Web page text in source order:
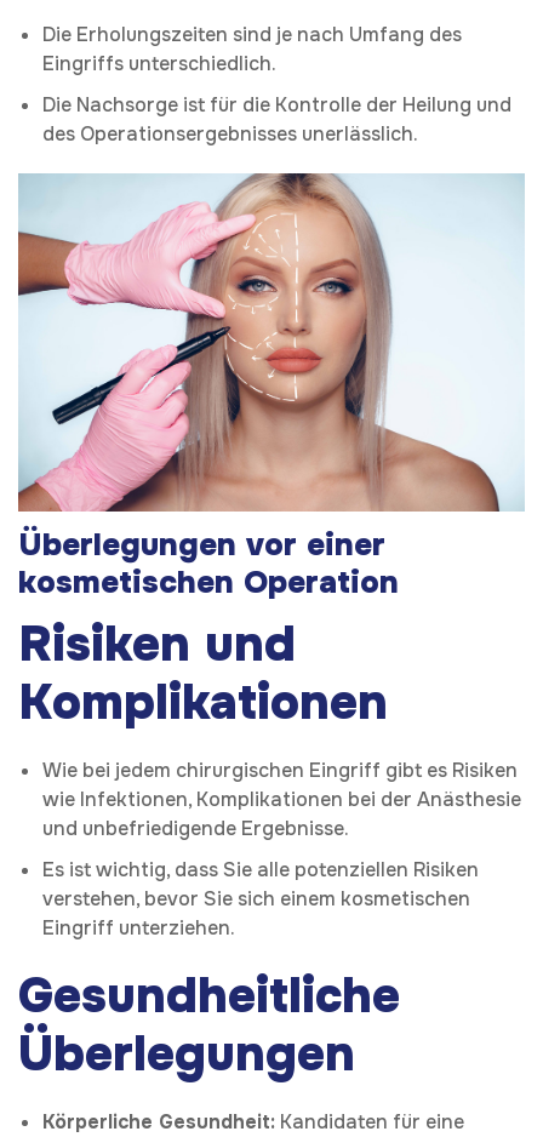
Die Erholungszeiten sind je nach Umfang des
Eingriffs unterschiedlich.
Die Nachsorge ist für die Kontrolle der Heilung und
des Operationsergebnisses unerlässlich.
Überlegungen vor einer
kosmetischen Operation
Risiken und
Komplikationen
Wie bei jedem chirurgischen Eingriff gibt es Risiken
wie Infektionen, Komplikationen bei der Anästhesie
und unbefriedigende Ergebnisse.
Es ist wichtig, dass Sie alle potenziellen Risiken
verstehen, bevor Sie sich einem kosmetischen
Eingriff unterziehen.
Gesundheitliche
Überlegungen
Körperliche Gesundheit: Kandidaten für eine